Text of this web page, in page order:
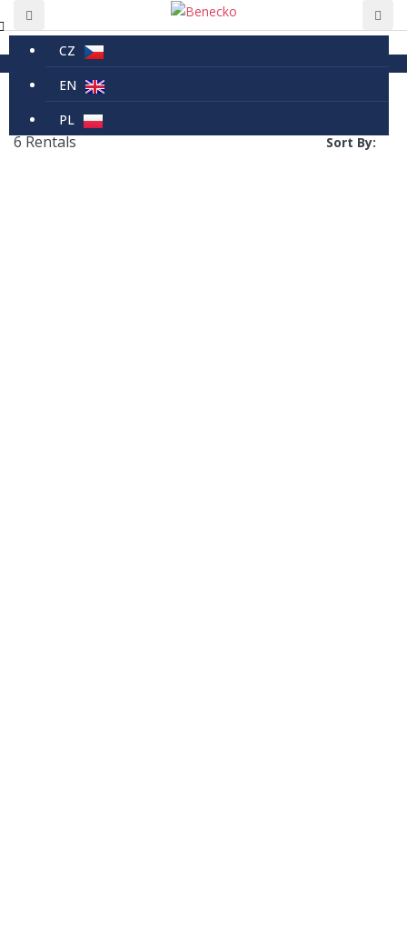
CZ
EN
PL
Bügeleisen
Bügeleisen
6 Rentals Sort By: